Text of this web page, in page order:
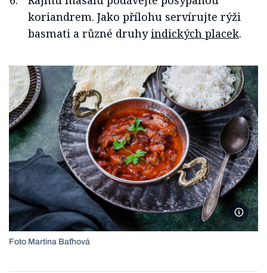
koriandrem. Jako přílohu servírujte rýži
basmati a různé druhyindických placek.
Foto
Foto Martina Baťhová